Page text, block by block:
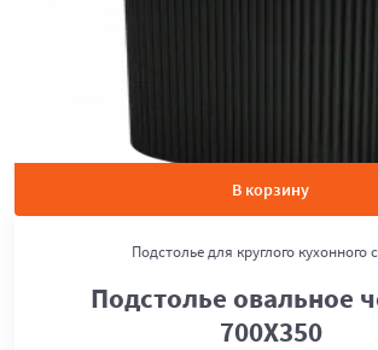
В корзину
Подстолье для круглого кухонного
Подстолье овальное
700Х350